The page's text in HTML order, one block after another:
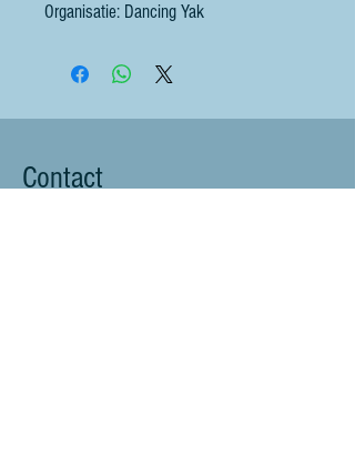
Organisatie: Dancing Yak
Contact